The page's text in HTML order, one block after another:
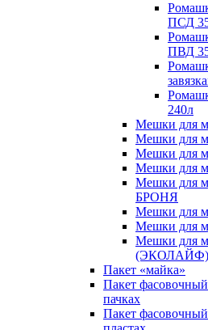
ПСД
ПВД
240л
Мешки для
Мешки для
Мешки для
Мешки для
Мешки для
БРОНЯ
Мешки для
Мешки для
Мешки для
(ЭКОЛАЙФ)
Пакет «майка»
Пакет
пачках
Пакет